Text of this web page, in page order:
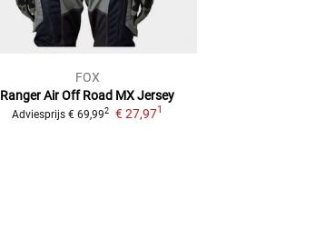
FOX
Ranger Air Off Road MX Jersey
Adviesprijs € 69,992 € 27,971